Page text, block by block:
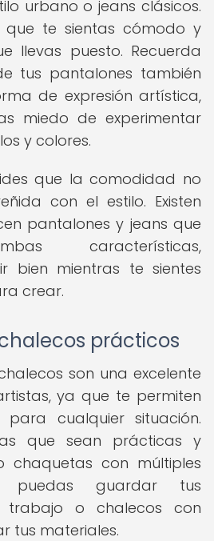
urbano o jeans clásicos.
que te sientas cómodo y
llevas puesto. Recuerda
tus pantalones también
de expresión artística,
miedo de experimentar
y colores.
que la comodidad no
con el estilo. Existen
pantalones y jeans que
características,
bien mientras te sientes
crear.
prácticos
son una excelente
ya que te permiten
cualquier situación.
que sean prácticas y
chaquetas con múltiples
puedas guardar tus
trabajo o chalecos con
tus materiales.